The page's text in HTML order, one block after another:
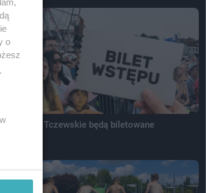
Sobótki Tczewskie będą biletowane
o
.